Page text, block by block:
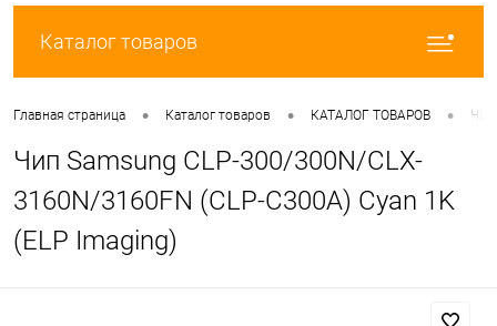
Каталог товаров
Главная страница • Каталог товаров • КАТАЛОГ ТОВАРОВ •
Чип Samsung CLP-300/300N/CLX-
3160N/3160FN (CLP-C300A) Cyan 1K
(ELP Imaging)